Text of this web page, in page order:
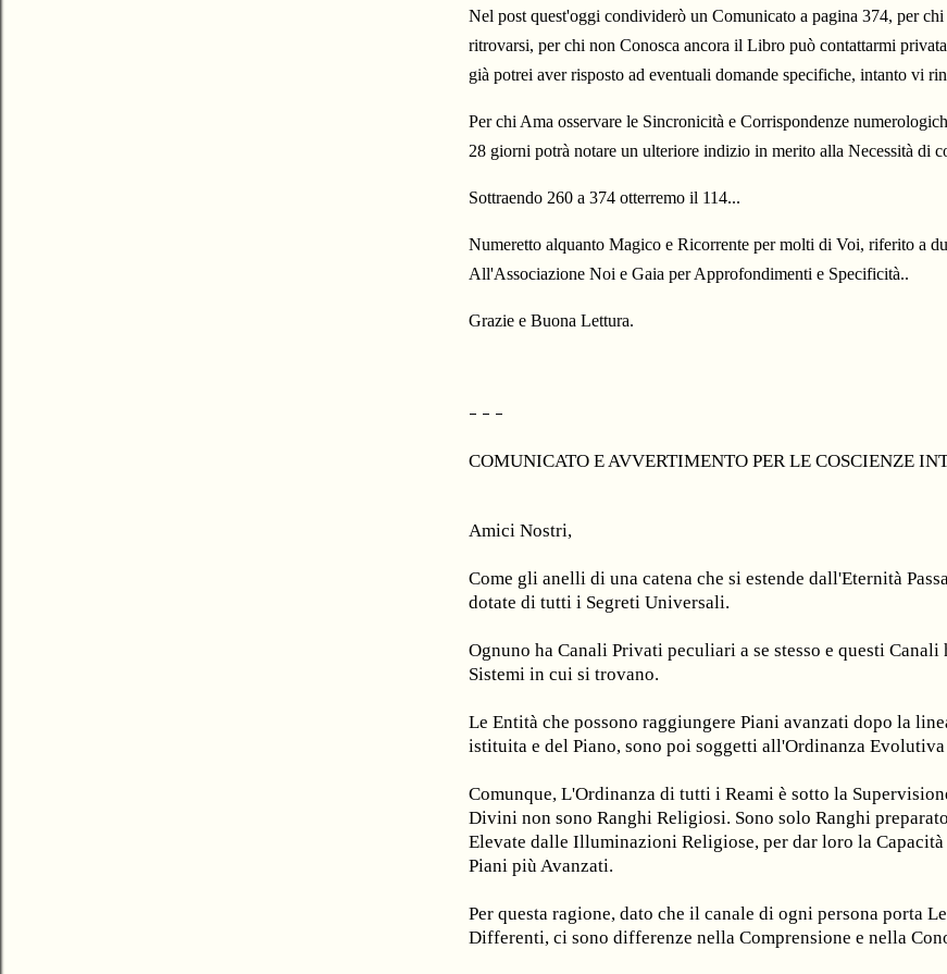
Nel post quest'oggi condividerò un Comunicato a pagina 374, per
ritrovarsi, per chi non Conosca ancora il Libro può contattarmi
già potrei aver risposto ad eventuali domande specifiche, intanto vi
Per chi Ama osservare le Sincronicità e Corrispondenze
28 giorni potrà notare un ulteriore indizio in merito alla Necessità di
Sottraendo 260 a 374 otterremo il 114...
Numeretto alquanto Magico e Ricorrente per molti di Voi, riferito a
All'Associazione Noi e Gaia per Approfondimenti e Specificità..
Grazie e Buona Lettura.
- - -
COMUNICATO E AVVERTIMENTO PER LE COSCIENZE
Amici Nostri,
Come gli anelli di una catena che si estende dall'Eternità
dotate di tutti i Segreti Universali.
Ognuno ha Canali Privati peculiari a se stesso e questi
Sistemi in cui si trovano.
Le Entità che possono raggiungere Piani avanzati dopo la
istituita e del Piano, sono poi soggetti all'Ordinanza
Comunque, L'Ordinanza di tutti i Reami è sotto la
Divini non sono Ranghi Religiosi. Sono solo Ranghi
Elevate dalle Illuminazioni Religiose, per dar loro la
Piani più Avanzati.
Per questa ragione, dato che il canale di ogni persona porta
Differenti, ci sono differenze nella Comprensione e nella